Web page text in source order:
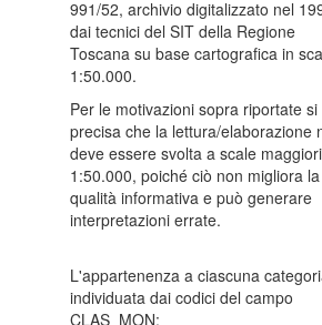
991/52, archivio digitalizzato nel
dai tecnici del SIT della Regione
Toscana su base cartografica in
1:50.000.
Per le motivazioni sopra riportate si
precisa che la lettura/elaborazione
deve essere svolta a scale
1:50.000, poiché ciò non migliora la
qualità informativa e può generare
interpretazioni errate.
L'appartenenza a ciascuna
individuata dai codici del campo
CLAS_MON: